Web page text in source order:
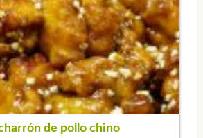
de pollo chino